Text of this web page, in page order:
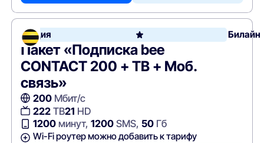
Акция Билайн
Пакет «Подписка bee
CONTACT 200 + ТВ + Моб.
связь»
200Мбит/с
222ТВ21 HD
1200минут, 1200SMS, 50Гб
Wi-Fi роутер можно добавить к тарифу